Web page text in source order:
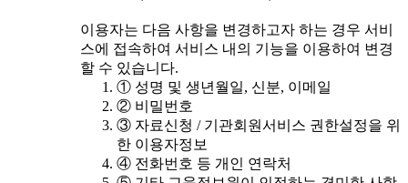
이용자는 다음 사항을 변경하고자 하는 경우 서비
스에 접속하여 서비스 내의 기능을 이용하여 변경
할 수 있습니다.
① 성명 및 생년월일, 신분, 이메일
② 비밀번호
③ 자료신청 / 기관회원서비스 권한설정을 위
한 이용자정보
④ 전화번호 등 개인 연락처